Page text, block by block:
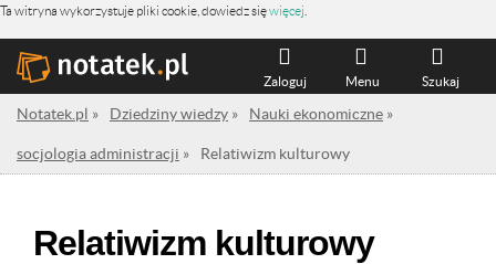
Ta witryna wykorzystuje pliki cookie, dowiedz sięwięcej
Szukaj
Menu
Zaloguj
Notatek.pl » Dziedziny wiedzy » Nauki ekonomiczne »
socjologia administracji » Relatiwizm kulturowy
Relatiwizm kulturowy